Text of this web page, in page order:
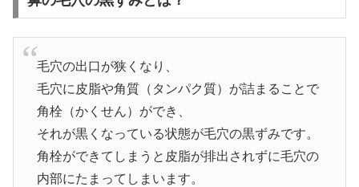
毛穴の出口が狭くなり、
毛穴に皮脂や角質（タンパク質）が詰まることで
角栓（かくせん）ができ、
それが黒くなっている状態が毛穴の黒ずみです。
角栓ができてしまうと皮脂が排出されずに毛穴の
内部にたまってしまいます。